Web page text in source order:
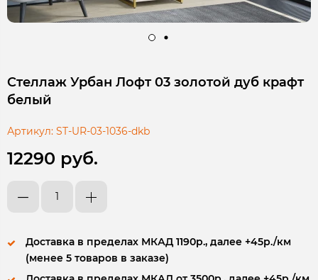
Стеллаж Урбан Лофт 03 золотой дуб крафт
белый
Артикул: ST-UR-03-1036-dkb
12290 руб.
Доставка в пределах МКАД 1190р., далее +45р./км
(менее 5 товаров в заказе)